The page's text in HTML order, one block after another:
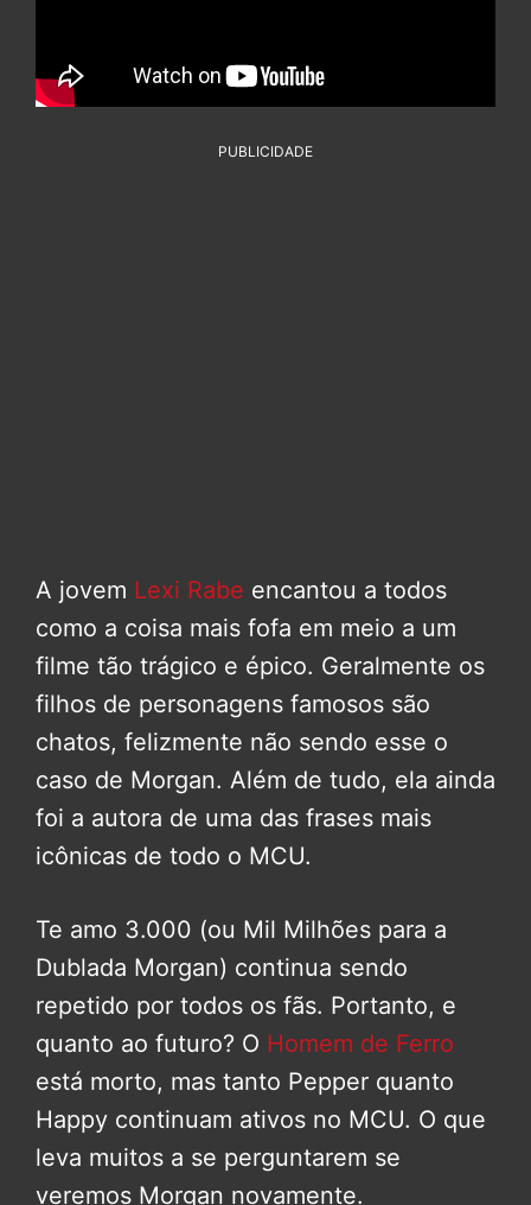
PUBLICIDADE
A jovem Lexi Rabe encantou a todos
como a coisa mais fofa em meio a um
filme tão trágico e épico. Geralmente os
filhos de personagens famosos são
chatos, felizmente não sendo esse o
caso de Morgan. Além de tudo, ela ainda
foi a autora de uma das frases mais
icônicas de todo o MCU.
Te amo 3.000 (ou Mil Milhões para a
Dublada Morgan) continua sendo
repetido por todos os fãs. Portanto, e
quanto ao futuro? O Homem de Ferro
está morto, mas tanto Pepper quanto
Happy continuam ativos no MCU. O que
leva muitos a se perguntarem se
veremos Morgan novamente.